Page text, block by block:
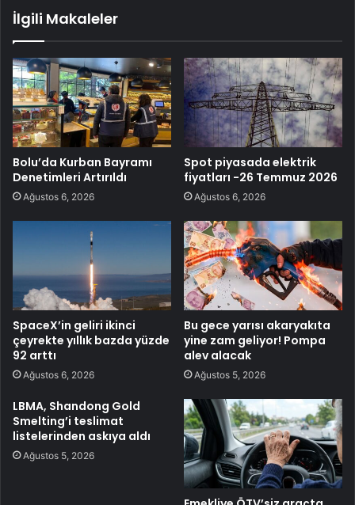
İlgili Makaleler
Bolu’da Kurban Bayramı
Denetimleri Artırıldı
Ağustos 6, 2026
Spot piyasada elektrik
fiyatları -26 Temmuz 2026
Ağustos 6, 2026
SpaceX’in geliri ikinci
çeyrekte yıllık bazda yüzde
92 arttı
Ağustos 6, 2026
Bu gece yarısı akaryakıta
yine zam geliyor! Pompa
alev alacak
Ağustos 5, 2026
LBMA, Shandong Gold
Smelting’i teslimat
listelerinden askıya aldı
Ağustos 5, 2026